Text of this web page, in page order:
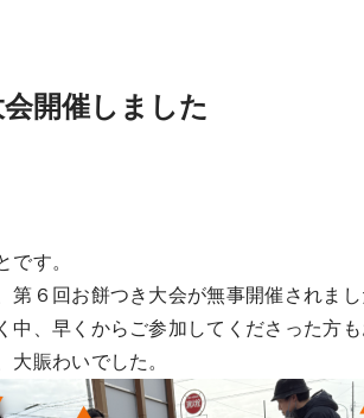
開催しました
です。
第６回お餅つき大会が無事開催されまし
中、早くからご参加してくださった方も
大賑わいでした。